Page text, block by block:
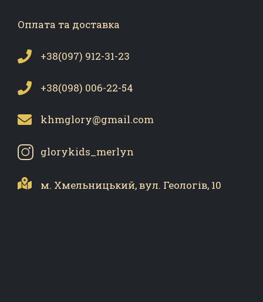
Оплата та доставка
+38(097) 912-31-23
+38(098) 006-22-54
khmglory@gmail.com
glorykids_merlyn
м. Хмельницький,вул. Геологів, 10